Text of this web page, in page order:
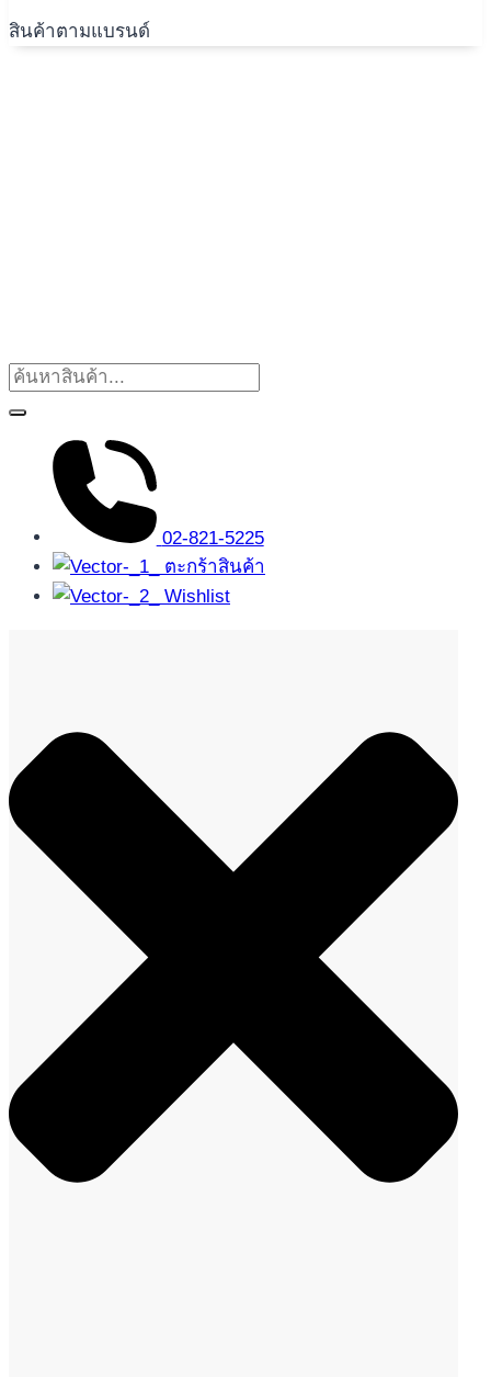
สินค้าตามแบรนด์
02-821-5225
ตะกร้าสินค้า
Wishlist